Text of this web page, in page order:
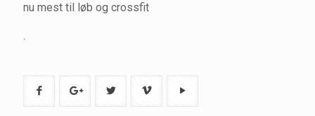
nu mest til løb og crossfit
.